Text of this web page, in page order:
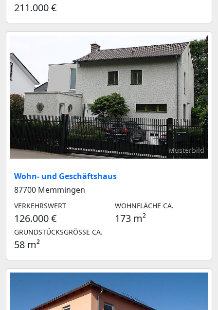
211.000 €
Musterbild
Wohn- und Geschäftshaus
87700 Memmingen
VERKEHRSWERT
126.000 €
WOHNFLÄCHE CA.
173 m²
GRUNDSTÜCKSGRÖSSE CA.
58 m²